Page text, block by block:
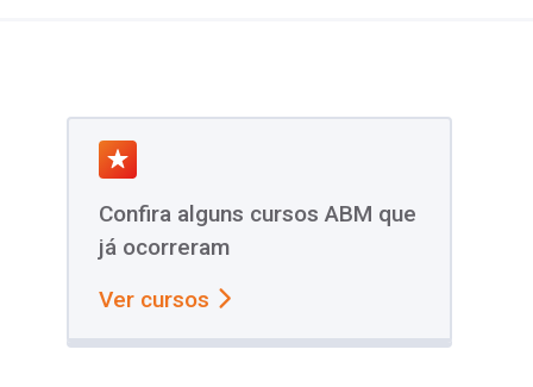
Confira alguns cursos ABM que
já ocorreram
Ver cursos